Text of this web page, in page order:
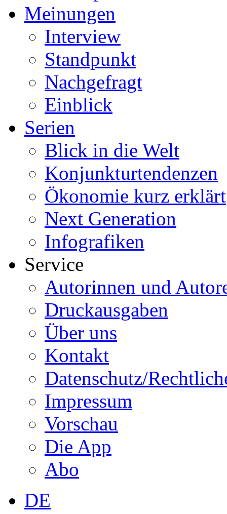
Meinungen
Interview
Standpunkt
Nachgefragt
Einblick
Serien
Blick in die Welt
Konjunkturtendenzen
Ökonomie kurz erklärt
Next Generation
Infografiken
Service
Autorinnen und
Druckausgaben
Über uns
Kontakt
Datenschutz/
Impressum
Vorschau
Die App
Abo
DE